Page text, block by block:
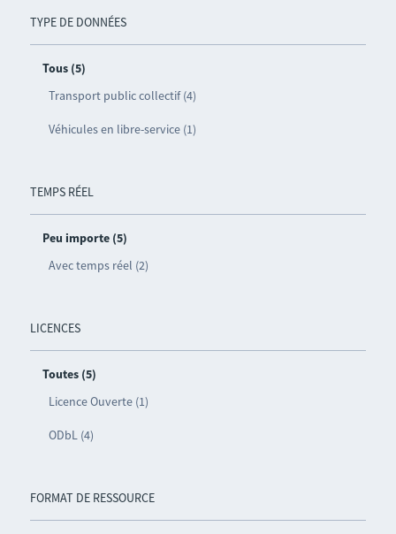
TYPE DE DONNÉES
Tous (5)
Transport public collectif (4)
Véhicules en libre-service (1)
TEMPS RÉEL
Peu importe (5)
Avec temps réel (2)
LICENCES
Toutes (5)
Licence Ouverte (1)
ODbL (4)
FORMAT DE RESSOURCE